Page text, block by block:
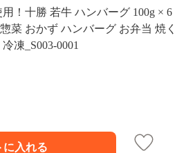
用！十勝 若牛 ハンバーグ 100g × 6
菜 おかず ハンバーグ お弁当 焼く
凍_S003-0001